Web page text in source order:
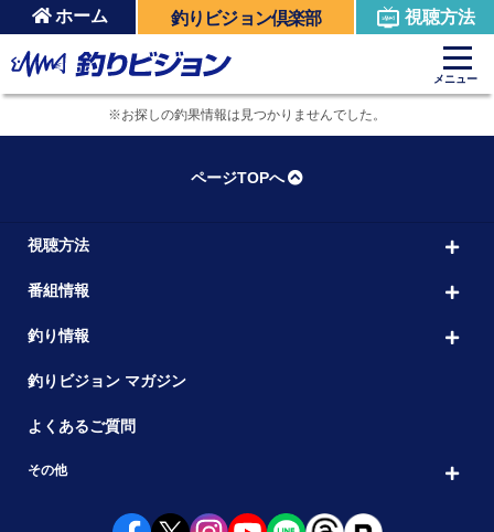
ホーム 釣りビジョン倶楽部 視聴方法
メニュー
※お探しの釣果情報は見つかりませんでした。
ページTOPへ
視聴方法
番組情報
釣り情報
釣りビジョン マガジン
よくあるご質問
その他